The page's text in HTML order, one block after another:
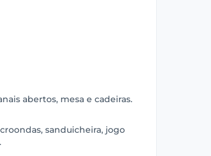
abertos, mesa e cadeiras.
sanduicheira, jogo